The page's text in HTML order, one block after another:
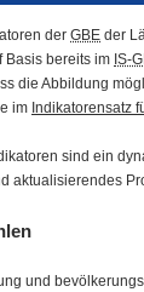
der GBE der
Basis bereits im IS-
die Abbildung
im Indikatorensatz
sind ein
aktualisierendes
und